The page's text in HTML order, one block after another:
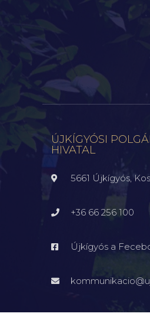
ÚJKÍGYÓSI
HIVATAL
5661 Újkígyós,
+36 66 256 100
Újkígyós a